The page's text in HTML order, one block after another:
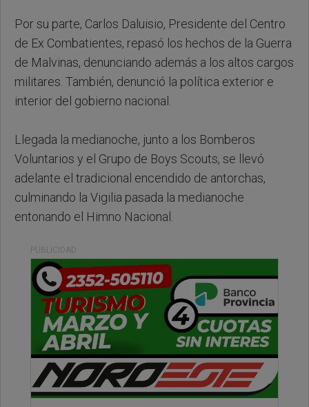
Por su parte, Carlos Daluisio, Presidente del Centro
de Ex Combatientes, repasó los hechos de la Guerra
de Malvinas, denunciando además a los altos cargos
militares. También, denunció la política exterior e
interior del gobierno nacional.
Llegada la medianoche, junto a los Bomberos
Voluntarios y el Grupo de Boys Scouts, se llevó
adelante el tradicional encendido de antorchas,
culminando la Vigilia pasada la medianoche
entonando el Himno Nacional.
PUBLICIDAD